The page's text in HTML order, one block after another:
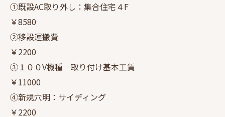
①既設AC取り外し：集合住宅４F
￥8580
②移設運搬費
￥2200
③１００V機種 取り付け基本工賃
￥11000
④新規穴明：サイディング
￥2200